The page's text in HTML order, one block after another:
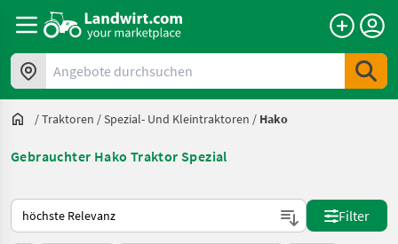
Angebote durchsuchen
/Traktoren /Spezial- Und Kleintraktoren / Hako
Gebrauchter Hako Traktor Spezial
So wird auf Landwirt.com sortiert
Filter